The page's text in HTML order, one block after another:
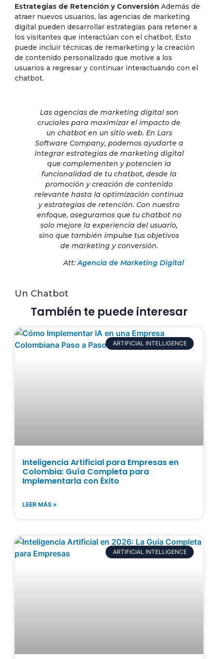
Estrategias de Retención y Conversión Además de
atraer nuevos usuarios, las agencias de marketing
digital pueden desarrollar estrategias para retener a
los visitantes que interactúan con el chatbot. Esto
puede incluir técnicas de remarketing y la creación
de contenido personalizado que motive a los
usuarios a regresar y continuar interactuando con el
chatbot.
Las agencias de marketing digital son
cruciales para maximizar el impacto de
un chatbot en un sitio web. En Lars
Software Company, podemos ayudarte a
integrar estrategias de marketing digital
que complementen y potencien la
funcionalidad de tu chatbot, desde la
promoción y creación de contenido
relevante hasta la optimización continua
y estrategias de retención. Con nuestro
enfoque, aseguramos que tu chatbot no
solo mejore la experiencia del usuario,
sino que también impulse tus objetivos
de marketing y conversión.
Att:Agencia de Marketing Digital
Un Chatbot
También te puede interesar
ARTIFICIAL INTELLIGENCE
Inteligencia Artificial para Empresas en
Colombia: Guía Completa para
Implementarla con Éxito
LEER MÁS »
ARTIFICIAL INTELLIGENCE